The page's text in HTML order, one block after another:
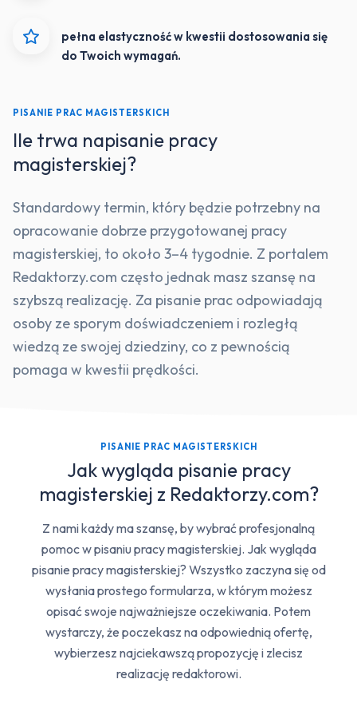
pełna elastyczność w kwestii dostosowania się
do Twoich wymagań.
PISANIE PRAC MAGISTERSKICH
Ile trwa napisanie pracy
magisterskiej?
Standardowy termin, który będzie potrzebny na
opracowanie dobrze przygotowanej pracy
magisterskiej, to około 3–4 tygodnie. Z portalem
Redaktorzy.com często jednak masz szansę na
szybszą realizację. Za pisanie prac odpowiadają
osoby ze sporym doświadczeniem i rozległą
wiedzą ze swojej dziedziny, co z pewnością
pomaga w kwestii prędkości.
PISANIE PRAC MAGISTERSKICH
Jak wygląda pisanie pracy
magisterskiej z Redaktorzy.com?
Z nami każdy ma szansę, by wybrać profesjonalną
pomoc w pisaniu pracy magisterskiej. Jak wygląda
pisanie pracy magisterskiej? Wszystko zaczyna się od
wysłania prostego formularza, w którym możesz
opisać swoje najważniejsze oczekiwania. Potem
wystarczy, że poczekasz na odpowiednią ofertę,
wybierzesz najciekawszą propozycję i zlecisz
realizację redaktorowi.